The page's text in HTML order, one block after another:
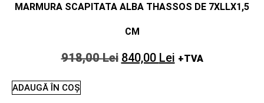
MARMURA SCAPITATA ALBA THASSOS DE 7XLLX1,5
CM
918,00Lei 840,00 Lei +TVA
ADAUGĂ ÎN COȘ